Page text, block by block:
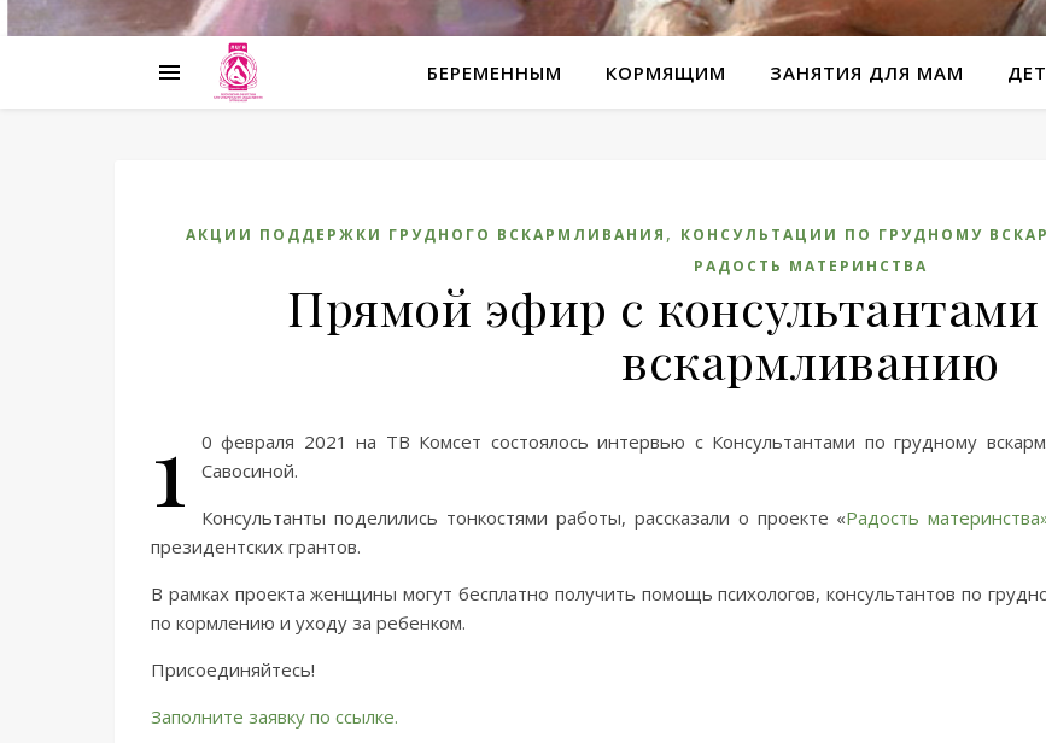
БЕРЕМЕННЫМ КОРМЯЩИМ ЗАНЯТИЯ ДЛЯ МАМ
АКЦИИ ПОДДЕРЖКИ ГРУДНОГО ВСКАРМЛИВАНИЯ , КОНСУЛЬТАЦИИ ПО ГРУДНОМУ
РАДОСТЬ МАТЕРИНСТВА
Прямой эфир с
вскармливанию
1
0 февраля 2021 на ТВ Комсет состоялось интервью с Консультантами по грудному
Савосиной.
Консультанты поделились тонкостями работы, рассказали о проекте «Радость матери
президентских грантов.
В рамках проекта женщины могут бесплатно получить помощь психологов, консультантов по
по кормлению и уходу за ребенком.
Присоединяйтесь!
Заполните заявку по ссылке.